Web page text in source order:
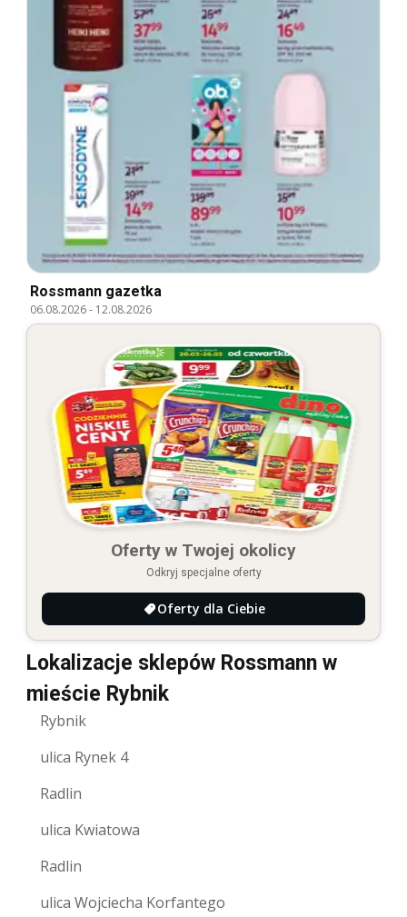
Rossmann gazetka
06.08.2026- 12.08.2026
Oferty w Twojej okolicy
Odkryj specjalne oferty
Oferty dla Ciebie
Lokalizacje sklepów Rossmann w
mieście Rybnik
Rybnik
ulica Rynek 4
Radlin
ulica Kwiatowa
Radlin
ulica Wojciecha Korfantego